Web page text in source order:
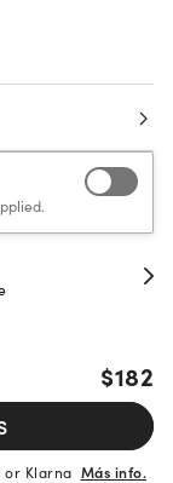
$182
or Klarna Más info.